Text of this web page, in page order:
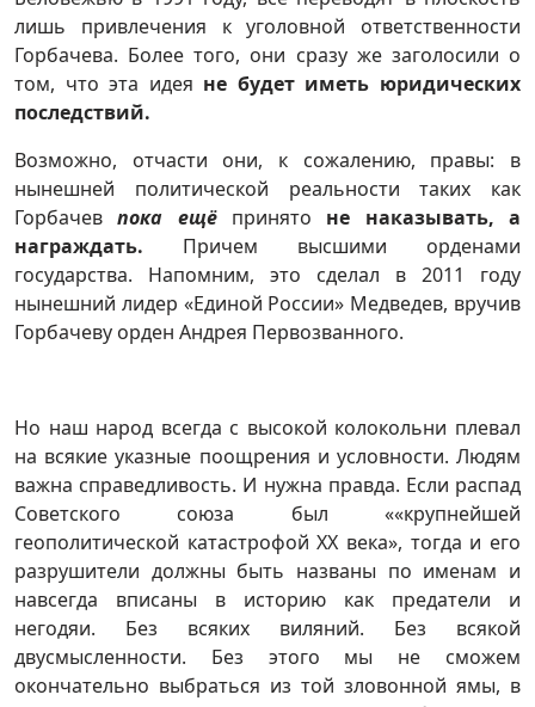
лишь привлечения к уголовной ответственности
Горбачева. Более того, они сразу же заголосили о
том, что эта идея не будет иметь юридических
последствий.
Возможно, отчасти они, к сожалению, правы: в
нынешней политической реальности таких как
Горбачевпока ещёпринято не наказывать, а
награждать. Причем высшими орденами
государства. Напомним, это сделал в 2011 году
нынешний лидер «Единой России» Медведев, вручив
Горбачеву орден Андрея Первозванного.
Но наш народ всегда с высокой колокольни плевал
на всякие указные поощрения и условности. Людям
важна справедливость. И нужна правда. Если распад
Советского союза был ««крупнейшей
геополитической катастрофой XX века», тогда и его
разрушители должны быть названы по именам и
навсегда вписаны в историю как предатели и
негодяи. Без всяких виляний. Без всякой
двусмысленности. Без этого мы не сможем
окончательно выбраться из той зловонной ямы, в